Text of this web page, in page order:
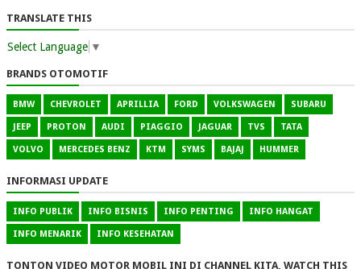
TRANSLATE THIS
Select Language ▼
BRANDS OTOMOTIF
BMW CHEVROLET APRILLIA FORD VOLKSWAGEN SUBARU
JEEP PROTON AUDI PIAGGIO JAGUAR TVS TATA
VOLVO MERCEDES BENZ KTM SYMS BAJAJ HUMMER
INFORMASI UPDATE
INFO PUBLIK INFO BISNIS INFO PENTING INFO HANGAT
INFO MENARIK INFO KESEHATAN
TONTON VIDEO MOTOR MOBIL INI DI CHANNEL KITA, WATCH THIS